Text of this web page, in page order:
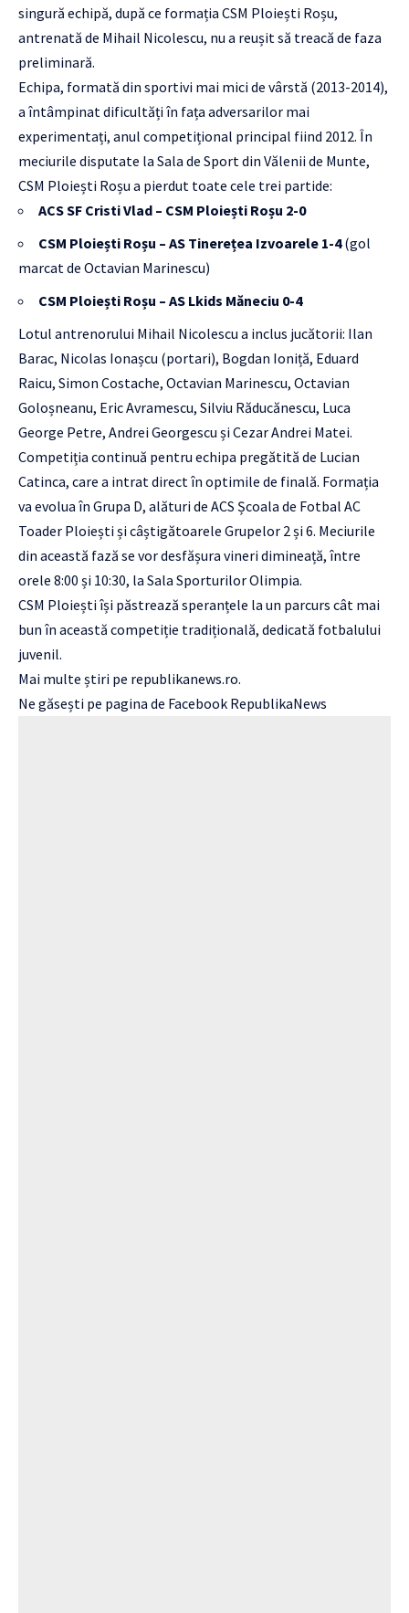
singură echipă, după ce formația CSM Ploiești Roșu,
antrenată de Mihail Nicolescu, nu a reușit să treacă de faza
preliminară.
Echipa, formată din sportivi mai mici de vârstă (2013-2014),
a întâmpinat dificultăți în fața adversarilor mai
experimentați, anul competițional principal fiind 2012. În
meciurile disputate la Sala de Sport din Vălenii de Munte,
CSM Ploiești Roșu a pierdut toate cele trei partide:
ACS SF Cristi Vlad – CSM Ploiești Roșu 2-0
CSM Ploiești Roșu – AS Tinerețea Izvoarele 1-4(gol
marcat de Octavian Marinescu)
CSM Ploiești Roșu – AS Lkids Măneciu 0-4
Lotul antrenorului Mihail Nicolescu a inclus jucătorii: Ilan
Barac, Nicolas Ionașcu (portari), Bogdan Ioniță, Eduard
Raicu, Simon Costache, Octavian Marinescu, Octavian
Goloșneanu, Eric Avramescu, Silviu Răducănescu, Luca
George Petre, Andrei Georgescu și Cezar Andrei Matei.
Competiția continuă pentru echipa pregătită de Lucian
Catinca, care a intrat direct în optimile de finală. Formația
va evolua în Grupa D, alături de ACS Școala de Fotbal AC
Toader Ploiești și câștigătoarele Grupelor 2 și 6. Meciurile
din această fază se vor desfășura vineri dimineață, între
orele 8:00 și 10:30, la Sala Sporturilor Olimpia.
CSM Ploiești își păstrează speranțele la un parcurs cât mai
bun în această competiție tradițională, dedicată fotbalului
juvenil.
Mai multe știri pe republikanews.ro.
Ne găsești pe pagina de Facebook RepublikaNews